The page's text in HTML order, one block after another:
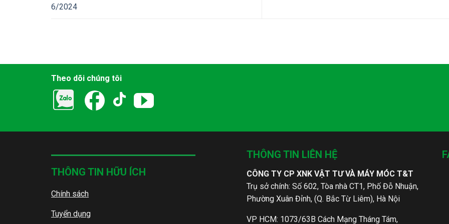
6/2024
Theo dõi chúng tôi
THÔNG TIN HỮU ÍCH
Chính sách
Tuyển dụng
THÔNG TIN LIÊN HỆ
CÔNG TY CP XNK VẬT TƯ VÀ MÁY MÓC T&T
Trụ sở chính: Số 602, Tòa nhà CT1, Phố Đỗ Nhuận,
Phường Xuân Đỉnh, (Q. Bắc Từ Liêm), Hà Nội
VP HCM: 1073/63B Cách Mạng Tháng Tám,